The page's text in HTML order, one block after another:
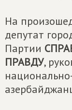
На
депутат
Партии
ПРАВДУ,